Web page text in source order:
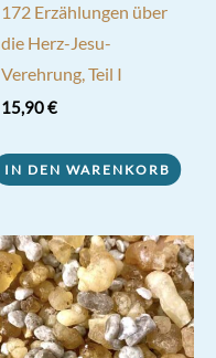
172 Erzählungen über
die Herz-Jesu-
Verehrung, Teil I
15,90€
IN DEN WARENKORB